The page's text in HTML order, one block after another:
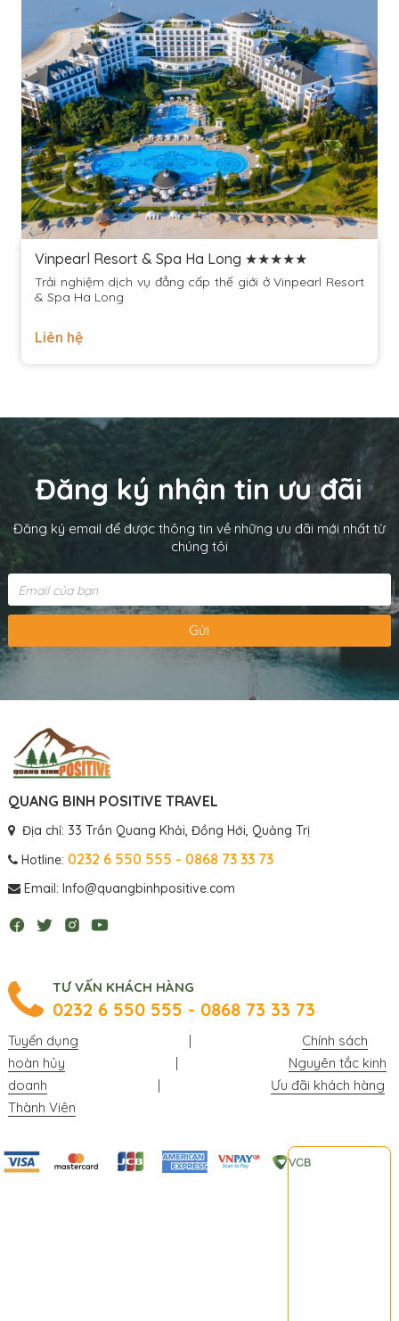
Vinpearl Resort & Spa Ha Long ★★★★★
Trải nghiệm dịch vụ đẳng cấp thế giới ở Vinpearl Resort
& Spa Ha Long
Liên hệ
Đăng ký nhận tin ưu đãi
Đăng ký email để được thông tin về những ưu đãi mới nhất từ
chúng tôi
Gửi
QUANG BINH POSITIVE TRAVEL
Địa chỉ: 33 Trần Quang Khải, Đồng Hới, Quảng Trị
Hotline: 0232 6 550 555 - 0868 73 33 73
Email: Info@quangbinhpositive.com
TƯ VẤN KHÁCH HÀNG
0232 6 550 555 - 0868 73 33 73
Tuyển dụng |
Chính sách
hoàn hủy
|
Nguyên tắc kinh
doanh
|
Ưu đãi khách hàng
Thành Viên